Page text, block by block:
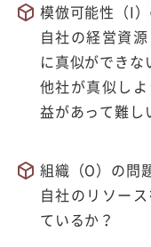
模倣可能性（I）
自社の経営資
に真似ができ
他社が真似し
益があって難し
組織（O）の問
自社のリソー
ているか？